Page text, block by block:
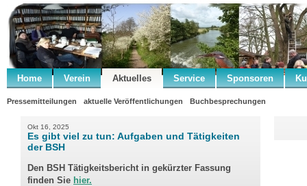
Home Verein Aktuelles Service Sponsoren
Pressemitteilungen aktuelle Veröffentlichungen Buchbesprechungen
Okt 16, 2025
Es gibt viel zu tun: Aufgaben und Tätigkeiten
der BSH
Den BSH Tätigkeitsbericht in gekürzter Fassung
finden Sie hier.